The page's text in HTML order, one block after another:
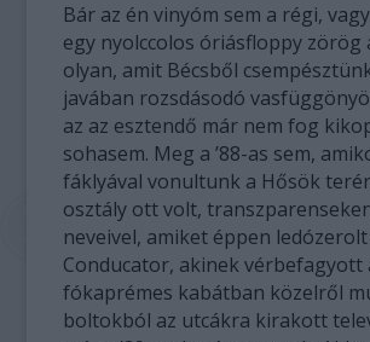
Bár az én vinyóm sem a régi,
egy nyolccolos óriásfloppy zörög
olyan, amit Bécsből
javában rozsdásodó
az az esztendő már nem fog
sohasem. Meg a ’88-as sem,
fáklyával vonultunk a Hősök
osztály ott volt,
neveivel, amiket éppen ledózerolt
Conducator, akinek vérbefagyott
fókaprémes kabátban közelről
boltokból az utcákra kirakott